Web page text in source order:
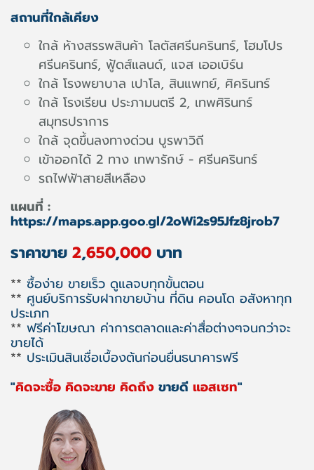
สถานที่ใกล้เคียง
ใกล้ ห้างสรรพสินค้า โลตัสศรีนครินทร์, โฮมโปร
ศรีนครินทร์, ฟู้ดส์แลนด์, แจส เออเบิร์น
ใกล้ โรงพยาบาล เปาโล, สินแพทย์, ศิครินทร์
ใกล้ โรงเรียน ประภามนตรี 2, เทพศิรินทร์
สมุทรปราการ
ใกล้ จุดขึ้นลงทางด่วน บูรพาวิถี
เข้าออกได้ 2 ทาง เทพารักษ์ - ศรีนครินทร์
รถไฟฟ้าสายสีเหลือง
แผนที่ :
https://maps.app.goo.gl/2oWi2s95Jfz8jrob7
ราคาขาย 2,650,000 บาท
** ซื้อง่าย ขายเร็ว ดูแลจบทุกขั้นตอน
** ศูนย์บริการรับฝากขายบ้าน ที่ดิน คอนโด อสังหาทุก
ประเภท
** ฟรีค่าโฆษณา ค่าการตลาดและค่าสื่อต่างๆจนกว่าจะ
ขายได้
** ประเมินสินเชื่อเบื้องต้นก่อนยื่นธนาคารฟรี
"คิดจะซื้อ คิดจะขาย คิดถึง ขายดี แอสเซท"